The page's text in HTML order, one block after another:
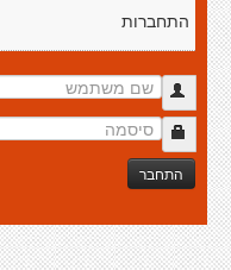
התחברות
התחבר